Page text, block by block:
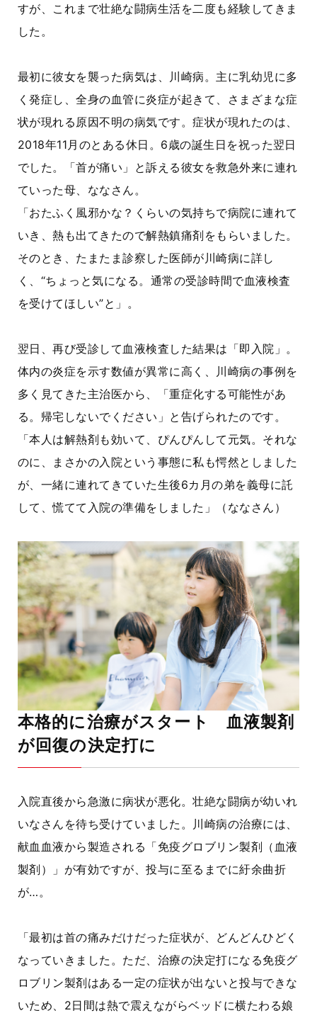
すが、これまで壮絶な闘病生活を二度も経験してきま
した。
最初に彼女を襲った病気は、川崎病。主に乳幼児に多
く発症し、全身の血管に炎症が起きて、さまざまな症
状が現れる原因不明の病気です。症状が現れたのは、
2018年11月のとある休日。6歳の誕生日を祝った翌日
でした。「首が痛い」と訴える彼女を救急外来に連れ
ていった母、ななさん。
「おたふく風邪かな？くらいの気持ちで病院に連れて
いき、熱も出てきたので解熱鎮痛剤をもらいました。
そのとき、たまたま診察した医師が川崎病に詳し
く、“ちょっと気になる。通常の受診時間で血液検査
を受けてほしい”と」。
翌日、再び受診して血液検査した結果は「即入院」。
体内の炎症を示す数値が異常に高く、川崎病の事例を
多く見てきた主治医から、「重症化する可能性があ
る。帰宅しないでください」と告げられたのです。
「本人は解熱剤も効いて、ぴんぴんして元気。それな
のに、まさかの入院という事態に私も愕然としました
が、一緒に連れてきていた生後6カ月の弟を義母に託
して、慌てて入院の準備をしました」（ななさん）
本格的に治療がスタート 血液製剤
が回復の決定打に
入院直後から急激に病状が悪化。壮絶な闘病が幼いれ
いなさんを待ち受けていました。川崎病の治療には、
献血血液から製造される「免疫グロブリン製剤（血液
製剤）」が有効ですが、投与に至るまでに紆余曲折
が…。
「最初は首の痛みだけだった症状が、どんどんひどく
なっていきました。ただ、治療の決定打になる免疫グ
ロブリン製剤はある一定の症状が出ないと投与できな
いため、2日間は熱で震えながらベッドに横たわる娘